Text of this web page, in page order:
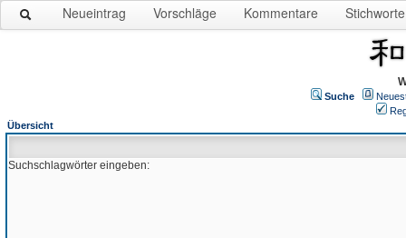
Neueintrag Vorschläge Kommentare Stichworte
Suche
Übersicht
Suchschlagwörter eingeben: